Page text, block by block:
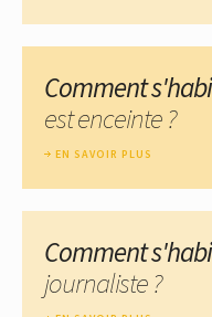
Comment
est enceinte ?
EN SAVOIR PLUS
Comment
journaliste ?